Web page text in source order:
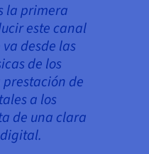
la primera
este canal
desde las
de los
de
a los
de una clara